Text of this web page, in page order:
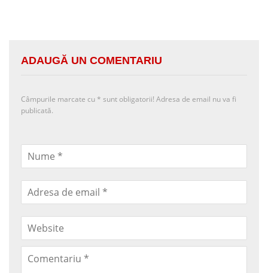
ADAUGĂ UN COMENTARIU
Câmpurile marcate cu * sunt obligatorii! Adresa de email nu va fi
publicată.